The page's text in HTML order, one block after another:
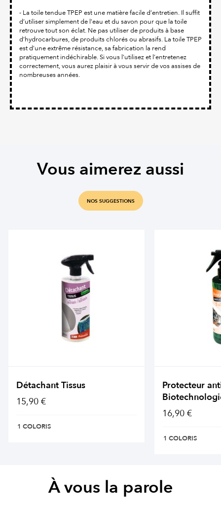
- La toile tendue TPEP est une matière facile d’entretien. Il suffit
d’utiliser simplement de l’eau et du savon pour que la toile
retrouve tout son éclat. Ne pas utiliser de produits à base
d’hydrocarbures, de produits chlorés ou abrasifs. La toile TPEP
est d’une extrême résistance, sa fabrication la rend
pratiquement indéchirable. Si vous l’utilisez et l’entretenez
correctement, vous aurez plaisir à vous servir de vos assises de
nombreuses années.
Vous aimerez aussi
NOS SUGGESTIONS
Détachant Tissus
15,90 €
1 COLORIS
Protecteur
16,90 €
1 COLORIS
À vous la parole